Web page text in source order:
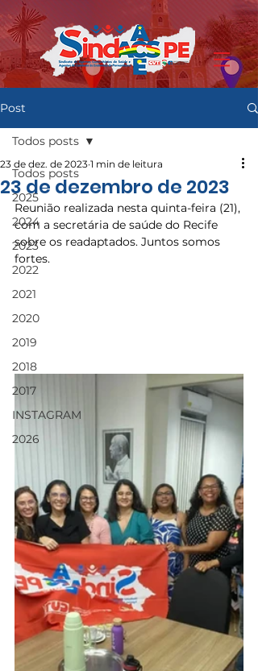
Post
Todos posts
2025
2024
2023
2022
2021
2020
2019
2018
2017
INSTAGRAM
2026
Todos posts
23 de dezembro de 2023
23 de dez. de 2023 1 min de leitura
Reunião realizada nesta quinta-feira (21),
com a secretária de saúde do Recife
sobre os readaptados. Juntos somos
fortes.